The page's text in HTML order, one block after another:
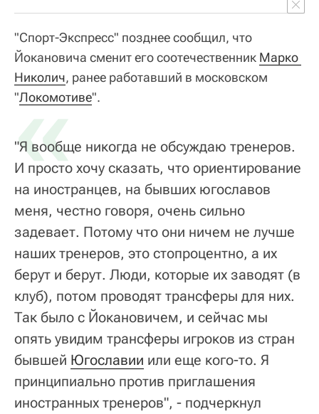
"Спорт-Экспресс" позднее сообщил, что
Йокановича сменит его соотечественник Марко
Николич, ранее работавший в московском
"Локомотиве".
«
"Я вообще никогда не обсуждаю тренеров.
И просто хочу сказать, что ориентирование
на иностранцев, на бывших югославов
меня, честно говоря, очень сильно
задевает. Потому что они ничем не лучше
наших тренеров, это стопроцентно, а их
берут и берут. Люди, которые их заводят (в
клуб), потом проводят трансферы для них.
Так было с Йокановичем, и сейчас мы
опять увидим трансферы игроков из стран
бывшей Югославии или еще кого-то. Я
принципиально против приглашения
иностранных тренеров", - подчеркнул